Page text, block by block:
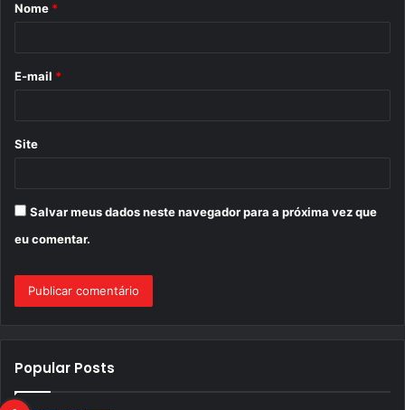
r
Nome *
E-mail *
Site
Salvar meus dados neste navegador para a próxima vez que
eu comentar.
Popular Posts